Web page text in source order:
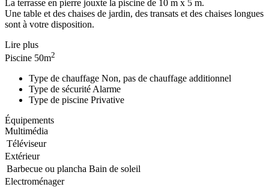
La terrasse en pierre jouxte la piscine de 10 m x 5 m.
Une table et des chaises de jardin, des transats et des chaises longues
sont à votre disposition.
Lire plus
Piscine 50m2
Type de chauffage Non, pas de chauffage additionnel
Type de sécurité Alarme
Type de piscine Privative
Équipements
Multimédia
Téléviseur
Extérieur
Barbecue ou plancha Bain de soleil
Electroménager